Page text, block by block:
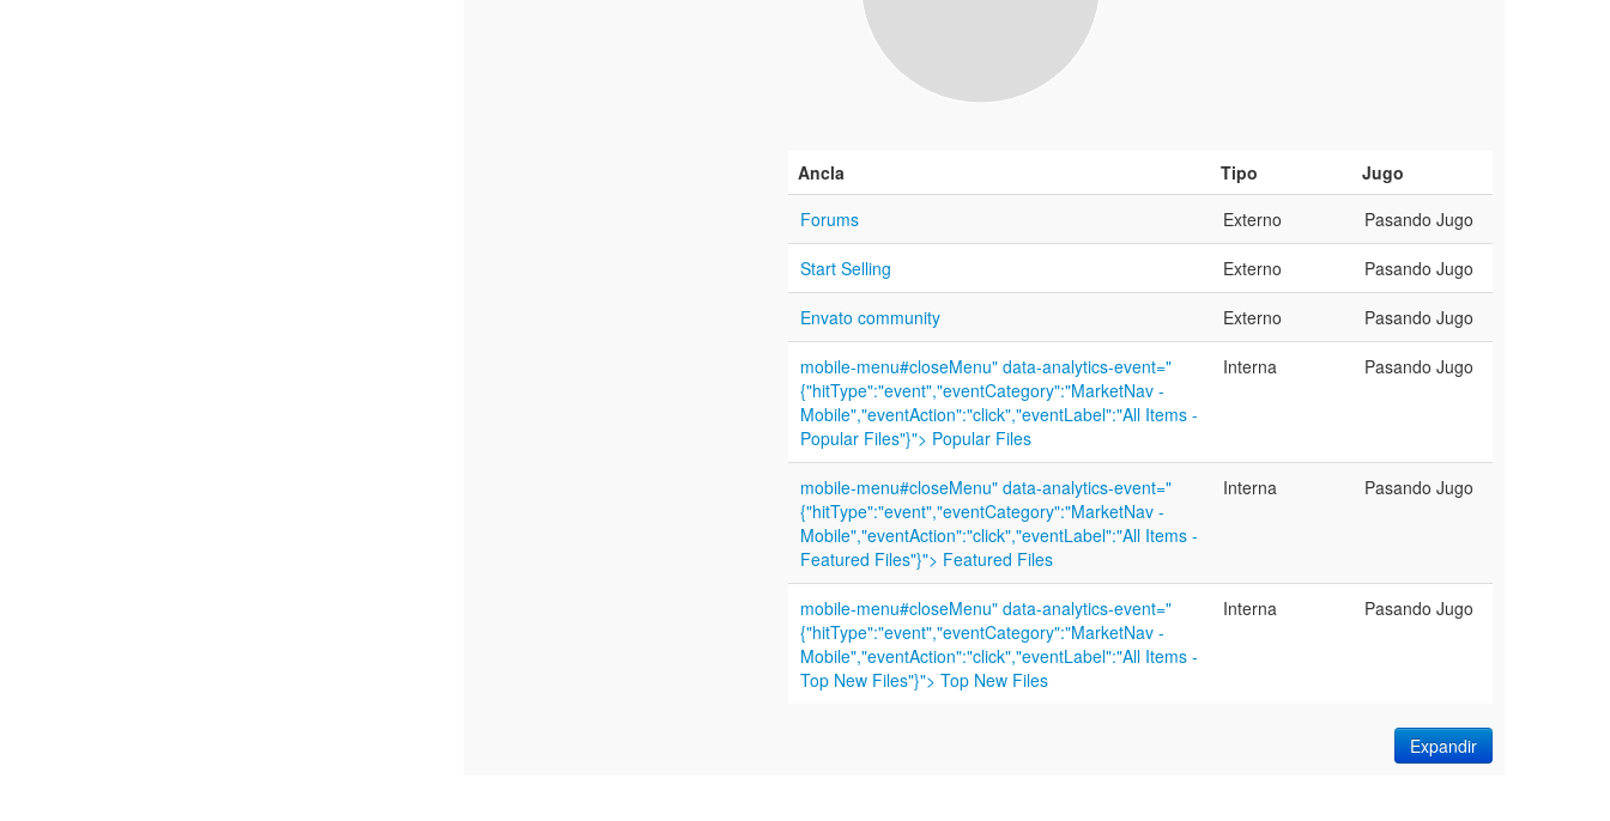
Ancla Tipo
Jugo
Forums
Externo Pasando Jugo
Start Selling Externo Pasando Jugo
Envato community Externo Pasando Jugo
mobile-menu#closeMenu" data-analytics-event="
{"hitType":"event","eventCategory":"MarketNav -
Mobile","eventAction":"click","eventLabel":"All Items -
Popular Files"}"> Popular Files
Interna Pasando Jugo
mobile-menu#closeMenu" data-analytics-event="
{"hitType":"event","eventCategory":"MarketNav -
Mobile","eventAction":"click","eventLabel":"All Items -
Featured Files"}"> Featured Files
Interna Pasando Jugo
mobile-menu#closeMenu" data-analytics-event="
{"hitType":"event","eventCategory":"MarketNav -
Mobile","eventAction":"click","eventLabel":"All Items -
Top New Files"}"> Top New Files
Interna Pasando Jugo
Expandir